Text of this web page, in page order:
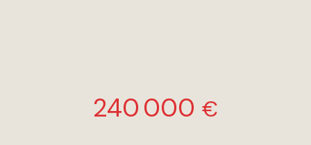
240 000 €